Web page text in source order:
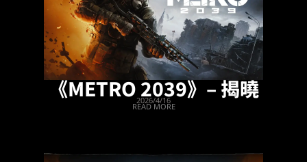
《METRO 2039》– 揭曉
2026/4/16
READ MORE